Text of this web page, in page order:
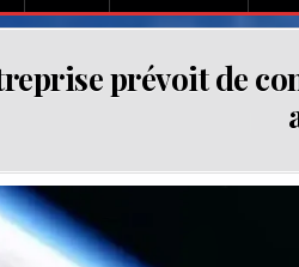
prévoit de